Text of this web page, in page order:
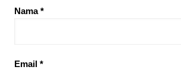
Nama*
Email *